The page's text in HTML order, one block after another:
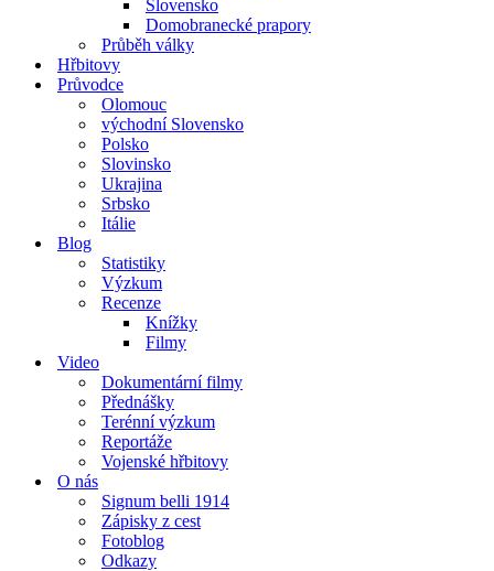
Slovensko
Domobranecké prapory
Průběh války
Hřbitovy
Průvodce
Olomouc
východní Slovensko
Polsko
Slovinsko
Ukrajina
Srbsko
Itálie
Blog
Statistiky
Výzkum
Recenze
Knížky
Filmy
Video
Dokumentární filmy
Přednášky
Terénní výzkum
Reportáže
Vojenské hřbitovy
O nás
Signum belli 1914
Zápisky z cest
Fotoblog
Odkazy